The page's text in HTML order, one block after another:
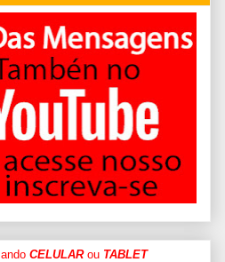
CELULARou TABLET